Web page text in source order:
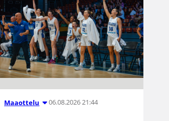
Maaottelu 06.08.2026 21:44